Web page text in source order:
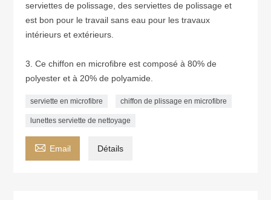
serviettes de polissage, des serviettes de polissage et
est bon pour le travail sans eau pour les travaux
intérieurs et extérieurs.
3. Ce chiffon en microfibre est composé à 80% de
polyester et à 20% de polyamide.
serviette en microfibre chiffon de plissage en microfibre
lunettes serviette de nettoyage
 Email Détails